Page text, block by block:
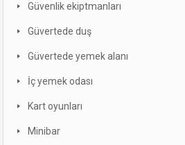
Güvenlik ekiptmanları
Güvertede duş
Güvertede yemek alanı
İç yemek odası
Kart oyunları
Minibar